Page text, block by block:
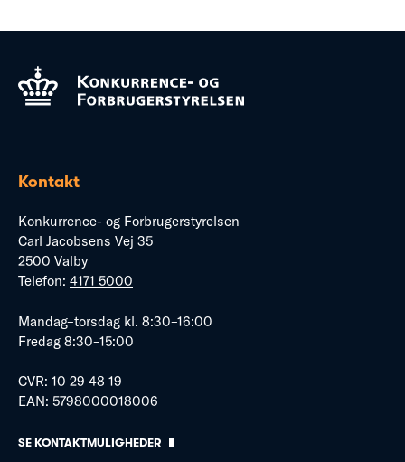
Kontakt
Konkurrence- og Forbrugerstyrelsen
Carl Jacobsens Vej 35
2500 Valby
Telefon: 4171 5000
Mandag–torsdag kl. 8:30–16:00
Fredag 8:30–15:00
CVR: 10 29 48 19
EAN: 5798000018006
SE KONTAKTMULIGHEDER